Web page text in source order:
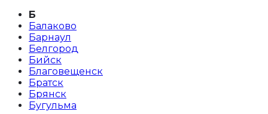
Б
Балаково
Барнаул
Белгород
Бийск
Благовещенск
Братск
Брянск
Бугульма